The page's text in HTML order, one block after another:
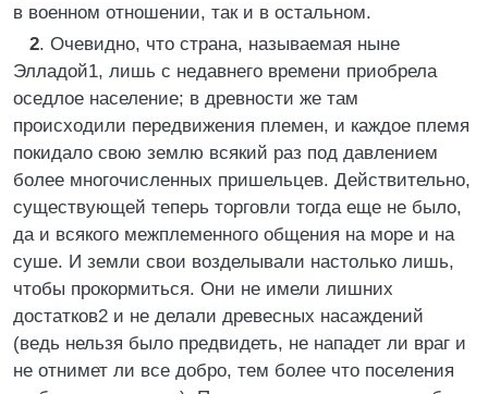
в военном отношении, так и в остальном.
2. Очевидно, что страна, называемая ныне
Элладой1, лишь с недавнего времени приобрела
оседлое население; в древности же там
происходили передвижения племен, и каждое племя
покидало свою землю всякий раз под давлением
более многочисленных пришельцев. Действительно,
существующей теперь торговли тогда еще не было,
да и всякого межплеменного общения на море и на
суше. И земли свои возделывали настолько лишь,
чтобы прокормиться. Они не имели лишних
достатков2 и не делали древесных насаждений
(ведь нельзя было предвидеть, не нападет ли враг и
не отнимет ли все добро, тем более что поселения